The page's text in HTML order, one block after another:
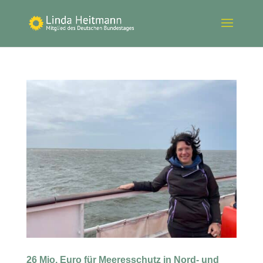
26 Mio. Euro für Meeresschutz in Nord- und